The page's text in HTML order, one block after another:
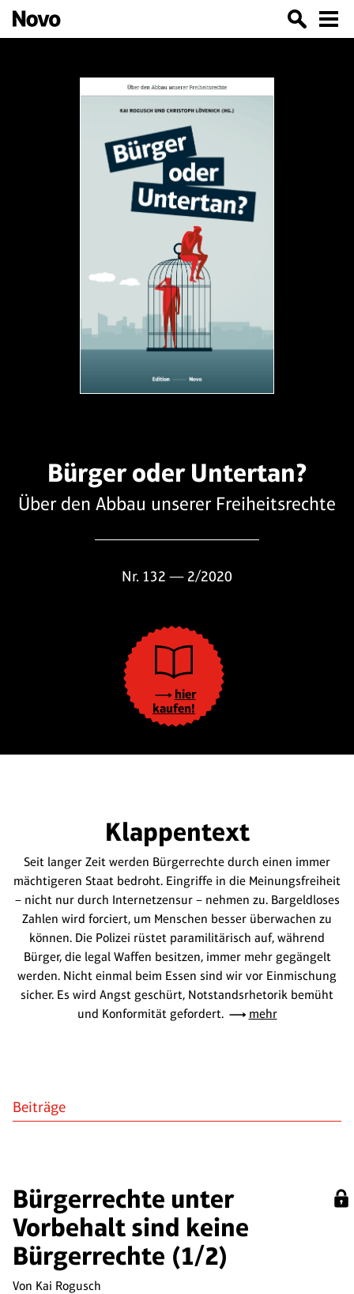
Bürger oder Untertan?
Über den Abbau unserer Freiheitsrechte
Nr. 132 — 2/2020
hier
kaufen!
Klappentext
Seit langer Zeit werden Bürgerrechte durch einen immer
mächtigeren Staat bedroht. Eingriffe in die Meinungsfreiheit
– nicht nur durch Internetzensur – nehmen zu. Bargeldloses
Zahlen wird forciert, um Menschen besser überwachen zu
können. Die Polizei rüstet paramilitärisch auf, während
Bürger, die legal Waffen besitzen, immer mehr gegängelt
werden. Nicht einmal beim Essen sind wir vor Einmischung
sicher. Es wird Angst geschürt, Notstandsrhetorik bemüht
und Konformität gefordert.
mehr
Beiträge
Bürgerrechte unter
Vorbehalt sind keine
Bürgerrechte (1/2)
Von Kai Rogusch